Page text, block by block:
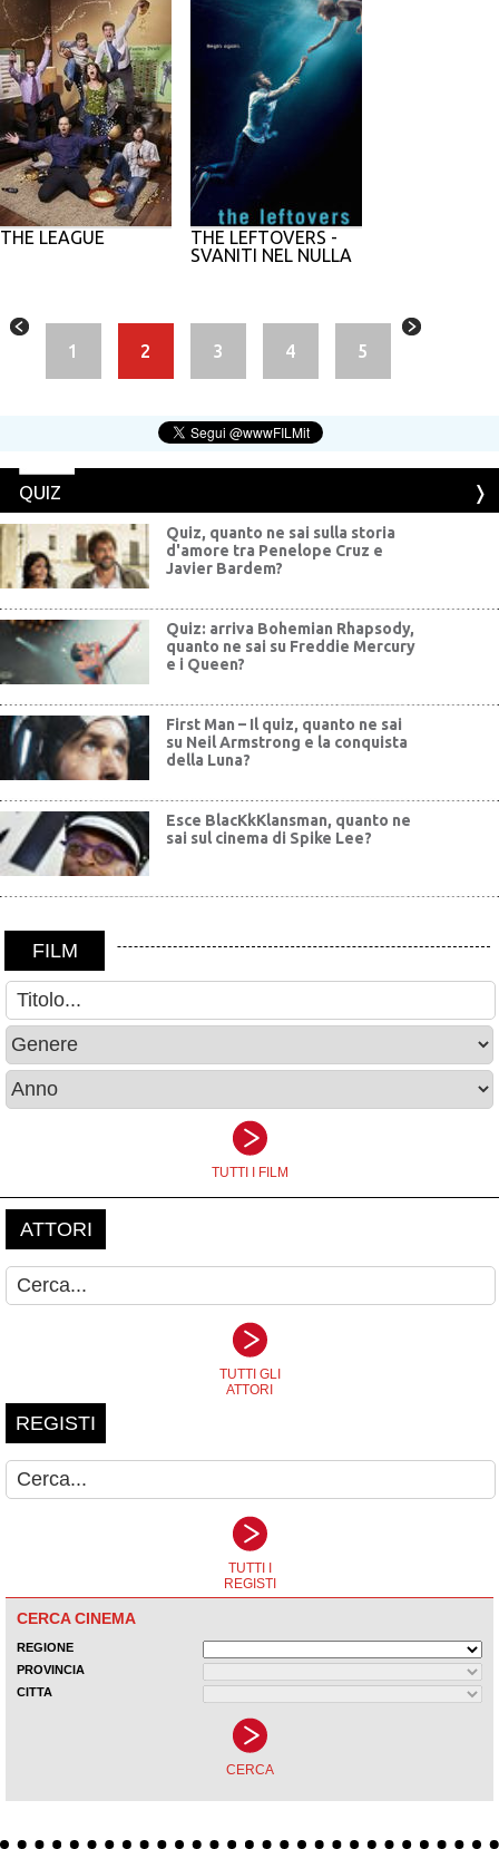
THE LEAGUE
THE LEFTOVERS -
SVANITI NEL NULLA
1 2 3 4 5
QUIZ
Quiz, quanto ne sai sulla storia
d'amore tra Penelope Cruz e
Javier Bardem?
Quiz: arriva Bohemian Rhapsody,
quanto ne sai su Freddie Mercury
e i Queen?
First Man – Il quiz, quanto ne sai
su Neil Armstrong e la conquista
della Luna?
Esce BlacKkKlansman, quanto ne
sai sul cinema di Spike Lee?